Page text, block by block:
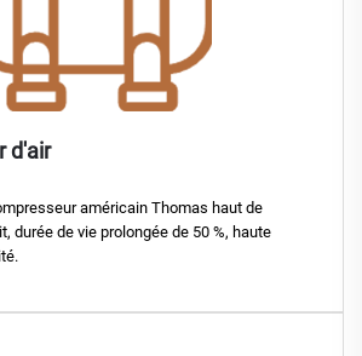
d'air
américain Thomas haut de
durée de vie prolongée de 50 %, haute